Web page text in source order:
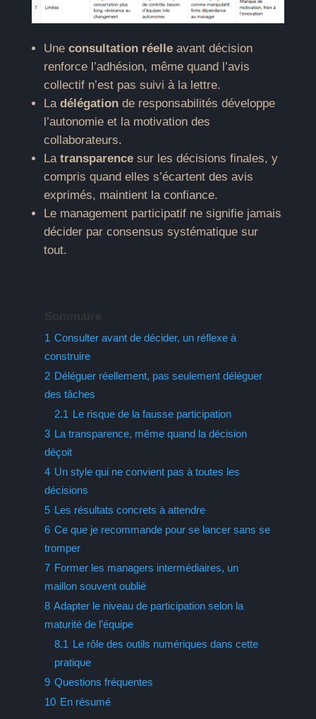
Une consultation réelleavant décision
renforce l’adhésion, même quand l’avis
collectif n’est pas suivi à la lettre.
La délégationde responsabilités développe
l’autonomie et la motivation des
collaborateurs.
La transparencesur les décisions finales, y
compris quand elles s’écartent des avis
exprimés, maintient la confiance.
Le management participatif ne signifie jamais
décider par consensus systématique sur
tout.
1 Consulter avant de décider, un réflexe à
construire
2 Déléguer réellement, pas seulement déléguer
des tâches
2.1 Le risque de la fausse participation
3 La transparence, même quand la décision
déçoit
4 Un style qui ne convient pas à toutes les
décisions
5 Les résultats concrets à attendre
6 Ce que je recommande pour se lancer sans se
tromper
7 Former les managers intermédiaires, un
maillon souvent oublié
8 Adapter le niveau de participation selon la
maturité de l’équipe
8.1 Le rôle des outils numériques dans cette
pratique
9 Questions fréquentes
10 En résumé